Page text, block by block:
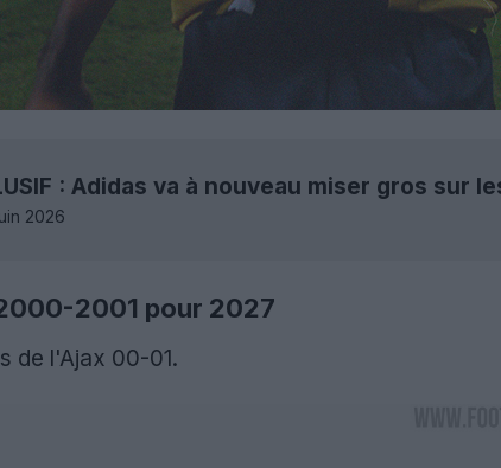
: Adidas va à nouveau miser gros sur
2026
2001 pour 2027
de l'Ajax 00-01.